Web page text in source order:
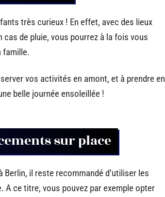
très curieux ! En effet, avec des lieux
cas de pluie, vous pourrez à la fois vous
famille.
vos activités en amont, et à prendre en
belle journée ensoleillée !
sur place
il reste recommandé d’utiliser les
ce titre, vous pouvez par exemple opter